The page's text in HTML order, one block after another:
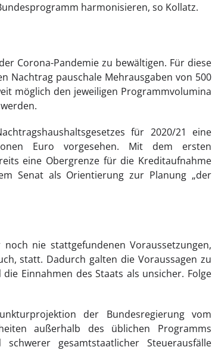
harmonisieren, so Kollatz.
Corona-Pandemie zu bewältigen. Für diese
Nachtrag pauschale Mehrausgaben von 500
möglich den jeweiligen Programmvolumina
für 2020/21 eine
Euro vorgesehen. Mit dem ersten
eine Obergrenze für die Kreditaufnahme
Senat als Orientierung zur Planung „der
nie stattgefundenen Voraussetzungen,
statt. Dadurch galten die Voraussagen zu
Einnahmen des Staats als unsicher. Folge
der Bundesregierung vom
außerhalb des üblichen Programms
gesamtstaatlicher Steuerausfälle